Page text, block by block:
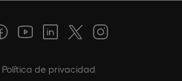
Política de privacidad